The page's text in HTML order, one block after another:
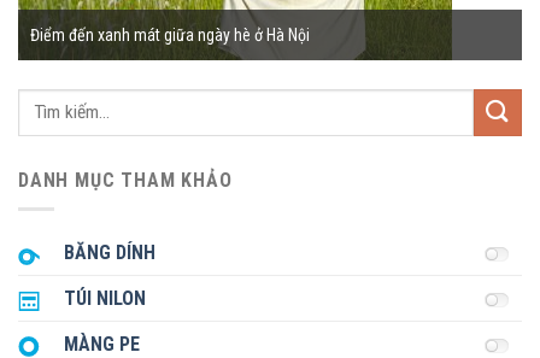
Điểm đến xanh mát giữa ngày hè ở Hà Nội
Tìm
DANH MỤC THAM KHẢO
BĂNG DÍNH
TÚI NILON
MÀNG PE